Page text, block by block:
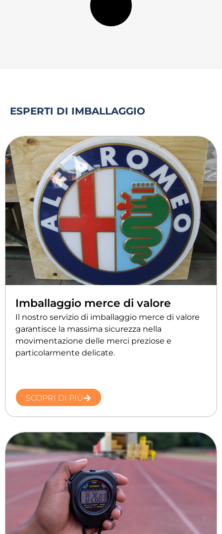
ESPERTI DI IMBALLAGGIO
Imballaggio merce di valore
Il nostro servizio di imballaggio merce di valore
garantisce la massima sicurezza nella
movimentazione delle merci preziose e
particolarmente delicate.
SCOPRI DI PIÙ